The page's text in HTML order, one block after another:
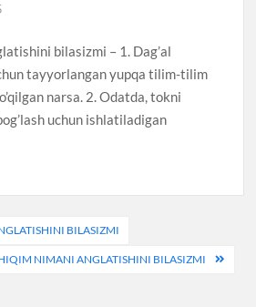
bilasizmi – 1. Dag’al
tayyorlangan yupqa tilim-tilim
narsa. 2. Odatda, tokni
uchun ishlatiladigan
BILASIZMI
NIMANI ANGLATISHINI BILASIZMI